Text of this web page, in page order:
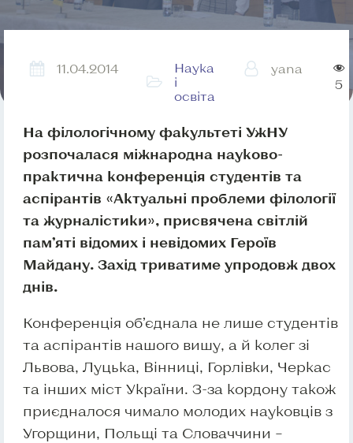
11.04.2014
Наука
і
освіта
yana
5
На філологічному факультеті УжНУ
розпочалася міжнародна науково-
практична конференція студентів та
аспірантів «Актуальні проблеми філології
та журналістики», присвячена світлій
пам’яті відомих і невідомих Героїв
Майдану. Захід триватиме упродовж двох
днів.
Конференція об’єднала не лише студентів
та аспірантів нашого вишу, а й колег зі
Львова, Луцька, Вінниці, Горлівки, Черкас
та інших міст України. З-за кордону також
приєдналося чимало молодих науковців з
Угорщини, Польщі та Словаччини –